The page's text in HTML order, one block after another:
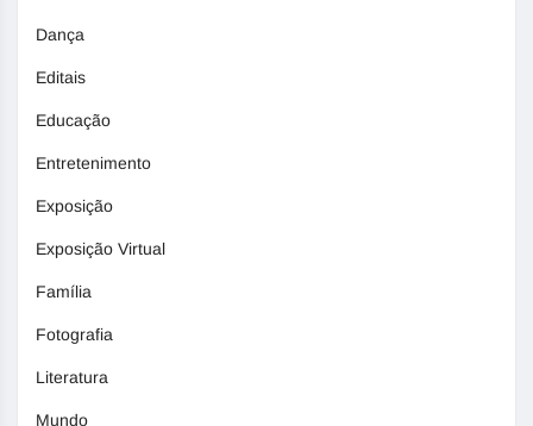
Dança
Editais
Educação
Entretenimento
Exposição
Exposição Virtual
Família
Fotografia
Literatura
Mundo